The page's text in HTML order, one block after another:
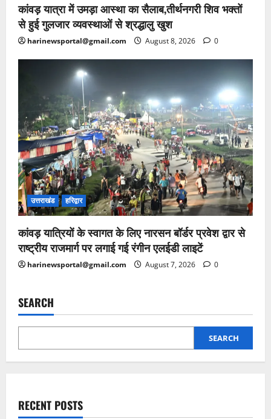
कांवड़ यात्रा में उमड़ा आस्था का सैलाब,तीर्थनगरी शिव भक्तों
से हुई गुलजार व्यवस्थाओं से श्रद्धालु खुश
harinewsportal@gmail.com August 8, 2026 0
उत्तराखंड हरिद्वार
कांवड़ यात्रियों के स्वागत के लिए नारसन बॉर्डर प्रवेश द्वार से
राष्ट्रीय राजमार्ग पर लगाई गई रंगीन एलईडी लाइटें
harinewsportal@gmail.com August 7, 2026 0
SEARCH
SEARCH
RECENT POSTS